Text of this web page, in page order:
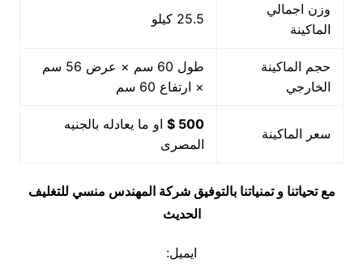
وزن اجمالي
الماكينة
25.5 كيلو
حجم الماكينة
الخارجي
طول 60 سم × عرض 56 سم
× ارتفاع 60 سم
سعر الماكينة
500 $
او ما يعادله بالجنيه
المصرى
مع تحياتنا و تمنياتنا بالتوفيق شركة المهندس منسي للتغليف
الحديث
ايميل: